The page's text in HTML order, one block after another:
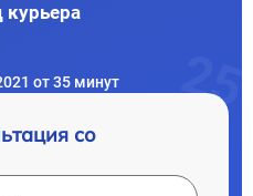
от 35 минут
со